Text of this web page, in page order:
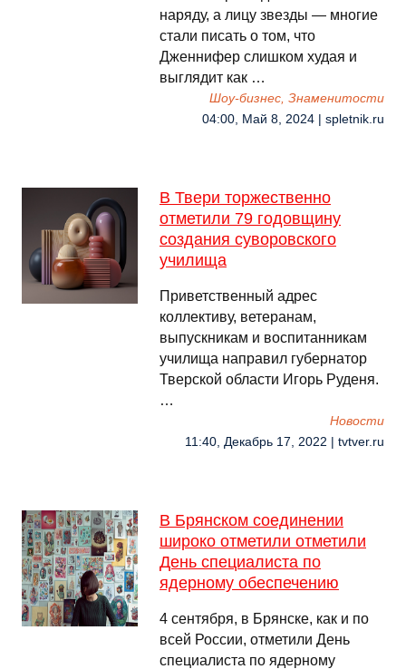
наряду, а лицу звезды — многие
стали писать о том, что
Дженнифер слишком худая и
выглядит как …
Шоу-бизнес, Знаменитости
04:00, Май 8, 2024 | spletnik.ru
В Твери торжественно
отметили 79 годовщину
создания суворовского
училища
Приветственный адрес
коллективу, ветеранам,
выпускникам и воспитанникам
училища направил губернатор
Тверской области Игорь Руденя.
…
Новости
11:40, Декабрь 17, 2022 | tvtver.ru
В Брянском соединении
широко отметили отметили
День специалиста по
ядерному обеспечению
4 сентября, в Брянске, как и по
всей России, отметили День
специалиста по ядерному